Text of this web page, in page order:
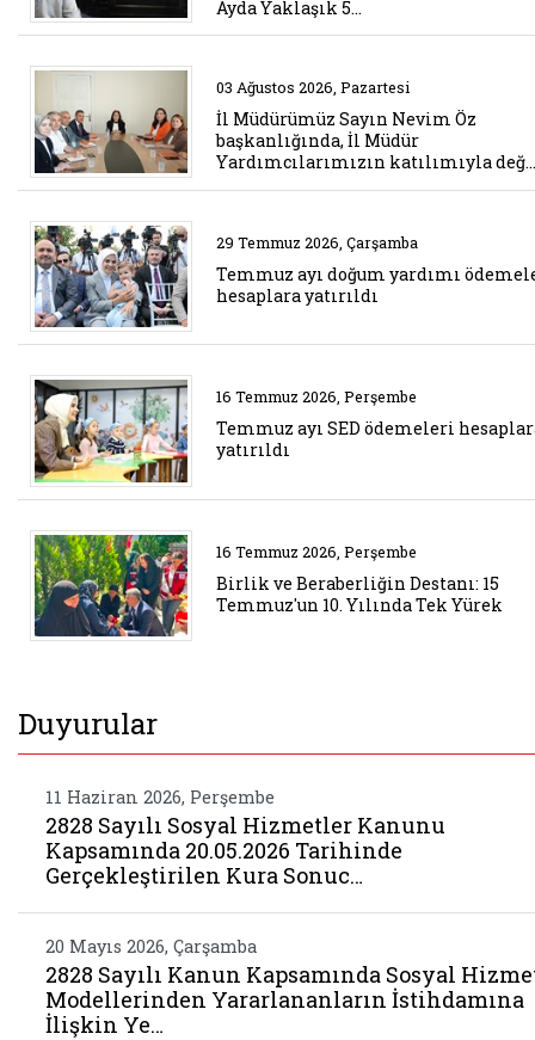
Ayda Yaklaşık 5…
Belgeyi aç: il mudurumuz sn
03 Ağustos 2026, Pazartesi
İl Müdürümüz Sayın Nevim Öz
başkanlığında, İl Müdür
Yardımcılarımızın katılımıyla
Belgeyi aç: temmuz ayi
29 Temmuz 2026, Çarşamba
Temmuz ayı doğum yardımı
hesaplara yatırıldı
Belgeyi aç: temmuz ayi sed
16 Temmuz 2026, Perşembe
Temmuz ayı SED ödemeleri
yatırıldı
Belgeyi aç: birlik ve
16 Temmuz 2026, Perşembe
Birlik ve Beraberliğin Destanı: 15
Temmuz'un 10. Yılında Tek Yürek
Duyurular
11 Haziran 2026, Perşembe
2828 Sayılı Sosyal Hizmetler Kanunu
Kapsamında 20.05.2026 Tarihinde
Gerçekleştirilen Kura Sonuc…
20 Mayıs 2026, Çarşamba
2828 Sayılı Kanun Kapsamında Sosyal
Modellerinden Yararlananların İstihdamına
İlişkin Ye…